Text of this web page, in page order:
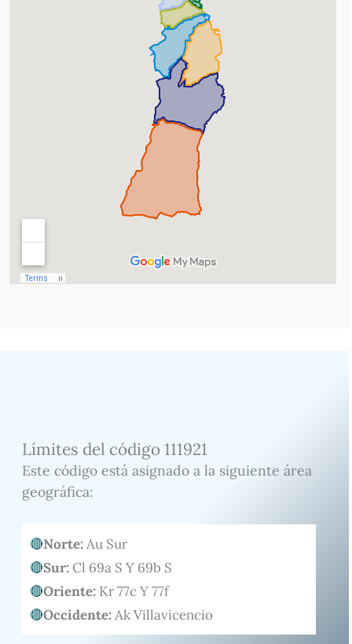
Límites del código 111921
Este código está asignado a la siguiente área
geográfica:
Norte:Au Sur
Sur:Cl 69a S Y 69b S
Oriente: Kr 77c Y 77f
Occidente:Ak Villavicencio